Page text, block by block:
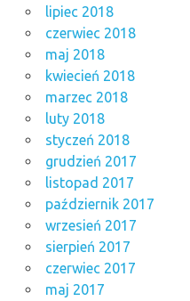
lipiec 2018
czerwiec 2018
maj 2018
kwiecień 2018
marzec 2018
luty 2018
styczeń 2018
grudzień 2017
listopad 2017
październik 2017
wrzesień 2017
sierpień 2017
czerwiec 2017
maj 2017